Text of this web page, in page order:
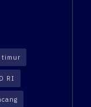
timur
RI